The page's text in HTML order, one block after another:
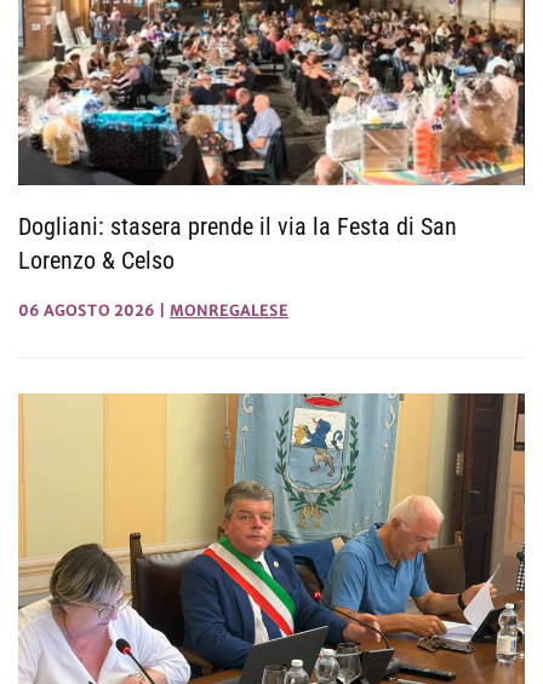
Dogliani: stasera prende il via la Festa di San
Lorenzo & Celso
06 AGOSTO 2026 MONREGALESE